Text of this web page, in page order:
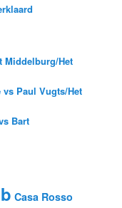
Middelburg/Het
vs Paul Vugts/Het
Bart
Casa Rosso